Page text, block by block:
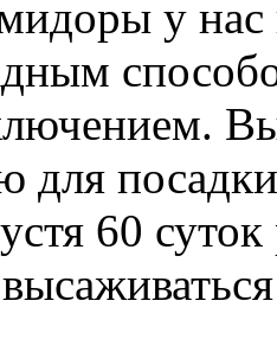
у
для
60 суток